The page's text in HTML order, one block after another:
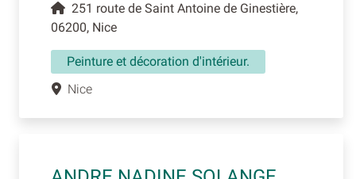
251 route de Saint Antoine de Ginestière,
06200, Nice
Peinture et décoration d'intérieur.
Nice